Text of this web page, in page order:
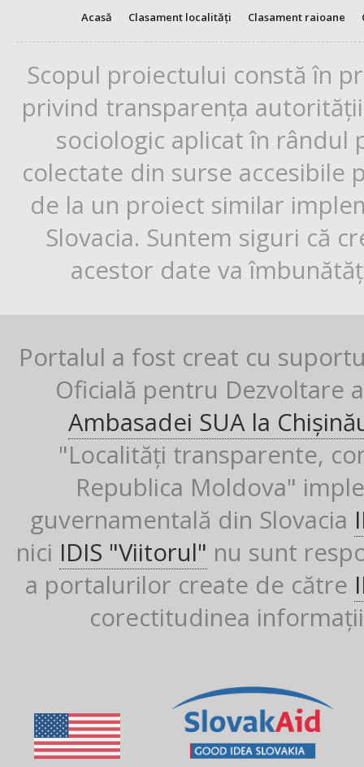
Acasă Clasament localități Clasament raioane
Scopul proiectului constă în
privind transparența
sociologic aplicat în rândul
colectate din surse
de la un proiect similar
Slovacia. Suntem siguri că
acestor date va
Portalul a fost creat cu
Oficială pentru Dezvoltare
Ambasadei SUA la
"Localități transparente,
Republica Moldova"
guvernamentală din Slovacia
nici IDIS "Viitorul" nu sunt
a portalurilor create de către
corectitudinea